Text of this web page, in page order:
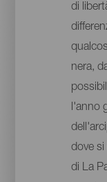
di
nera,
l'anno
dove si
di La